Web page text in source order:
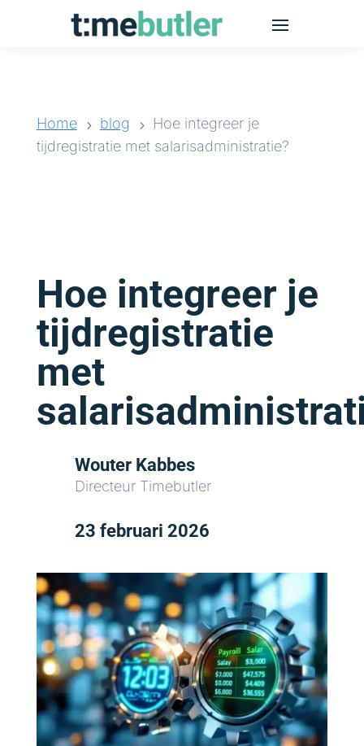
Home 5 blog 5
Hoe integreer je
tijdregistratie met salarisadministratie?
Hoe integreer je
tijdregistratie
met
Wouter Kabbes
Directeur Timebutler
23 februari 2026